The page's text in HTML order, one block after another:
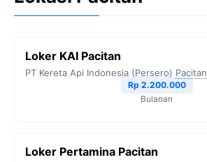
Loker KAI Pacitan
PT Kereta Api Indonesia (Persero) Pacitan
Rp 2.200.000
Bulanan
Loker Pertamina Pacitan